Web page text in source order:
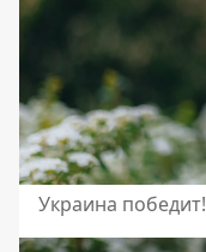
Украина победит!